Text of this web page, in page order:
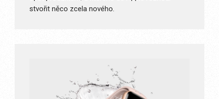
stvořit něco zcela nového.